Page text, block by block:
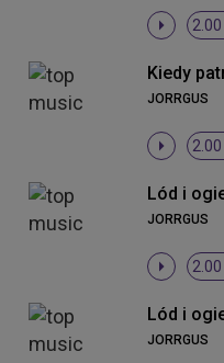
2.00
JORRGUS
2.00
JORRGUS
2.00
JORRGUS